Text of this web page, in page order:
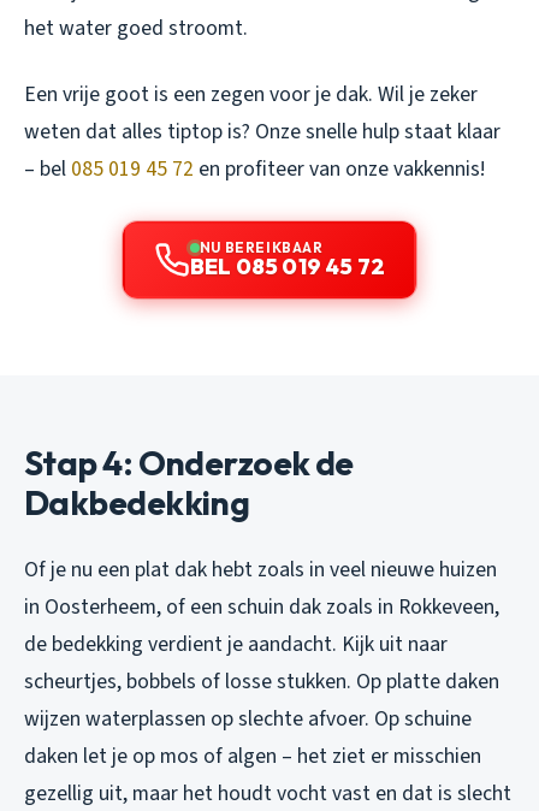
het water goed stroomt.
Een vrije goot is een zegen voor je dak. Wil je zeker
weten dat alles tiptop is? Onze snelle hulp staat klaar
– bel 085 019 45 72 en profiteer van onze vakkennis!
NU BEREIKBAAR
BEL 085 019 45 72
Stap 4: Onderzoek de
Dakbedekking
Of je nu een plat dak hebt zoals in veel nieuwe huizen
in Oosterheem, of een schuin dak zoals in Rokkeveen,
de bedekking verdient je aandacht. Kijk uit naar
scheurtjes, bobbels of losse stukken. Op platte daken
wijzen waterplassen op slechte afvoer. Op schuine
daken let je op mos of algen – het ziet er misschien
gezellig uit, maar het houdt vocht vast en dat is slecht